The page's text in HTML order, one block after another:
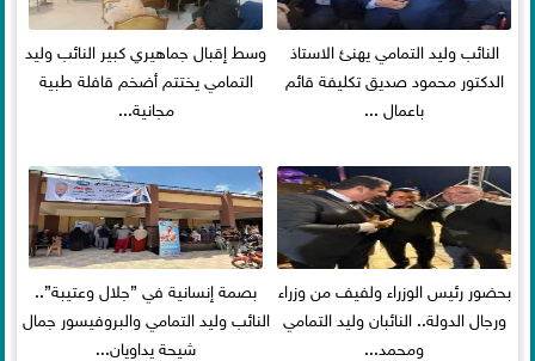
النائب وليد التمامي يهنئ الاستاذ
الدكتور محمود صديق تكليفة قائم
باعمال ...
وسط إقبال جماهيري كبير النائب وليد
التمامي يختتم أضخم قافلة طبية
مجانية...
بحضور رئيس الوزراء ولفيف من وزراء
ورجال الدولة.. النائبان وليد التمامي
ومحمد...
بصمة إنسانية في ”جلال وعتيبة”..
النائب وليد التمامي والبروفيسور جمال
شيحة يداويان...